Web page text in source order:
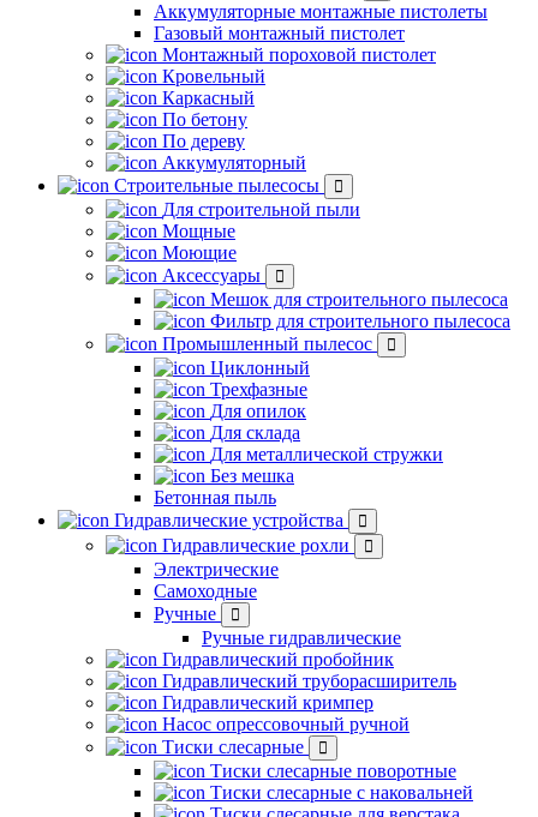
Аккумуляторные монтажные пистолеты
Газовый монтажный пистолет
Монтажный пороховой пистолет
Кровельный
Каркасный
По бетону
По дереву
Аккумуляторный
Строительные пылесосы
Для строительной пыли
Мощные
Моющие
Аксессуары
Мешок для строительного пылесоса
Фильтр для строительного пылесоса
Промышленный пылесос
Циклонный
Трехфазные
Для опилок
Для склада
Для металлической стружки
Без мешка
Бетонная пыль
Гидравлические устройства
Гидравлические рохли
Электрические
Самоходные
Ручные
Ручные гидравлические
Гидравлический пробойник
Гидравлический труборасширитель
Гидравлический кримпер
Насос опрессовочный ручной
Тиски слесарные
Тиски слесарные поворотные
Тиски слесарные с наковальней